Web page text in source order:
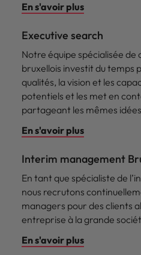
En s'avoir plus
Executive search
Notre équipe spécialisée de
bruxellois investit du temps
qualités, la vision et les
potentiels et les met en
partageant les mêmes
En s'avoir plus
Interim management
En tant que spécialiste de
nous recrutons
managers pour des clients
entreprise à la grande
En s'avoir plus